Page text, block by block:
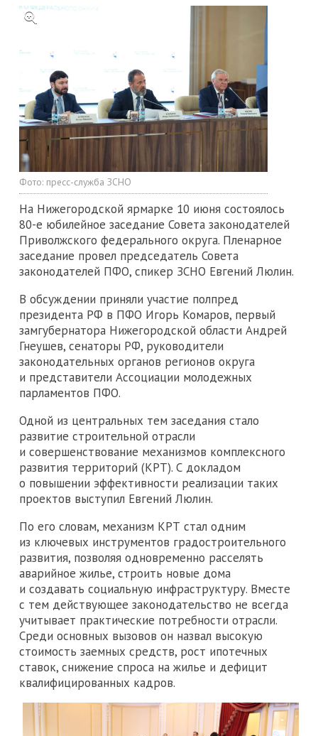
Фото: пресс-служба ЗСНО
На Нижегородской ярмарке 10 июня состоялось
80-е юбилейное заседание Совета законодателей
Приволжского федерального округа. Пленарное
заседание провел председатель Совета
законодателей ПФО, спикер ЗСНО Евгений Люлин.
В обсуждении приняли участие полпред
президента РФ в ПФО Игорь Комаров, первый
замгубернатора Нижегородской области Андрей
Гнеушев, сенаторы РФ, руководители
законодательных органов регионов округа
и представители Ассоциации молодежных
парламентов ПФО.
Одной из центральных тем заседания стало
развитие строительной отрасли
и совершенствование механизмов комплексного
развития территорий (КРТ). С докладом
о повышении эффективности реализации таких
проектов выступил Евгений Люлин.
По его словам, механизм КРТ стал одним
из ключевых инструментов градостроительного
развития, позволяя одновременно расселять
аварийное жилье, строить новые дома
и создавать социальную инфраструктуру. Вместе
с тем действующее законодательство не всегда
учитывает практические потребности отрасли.
Среди основных вызовов он назвал высокую
стоимость заемных средств, рост ипотечных
ставок, снижение спроса на жилье и дефицит
квалифицированных кадров.